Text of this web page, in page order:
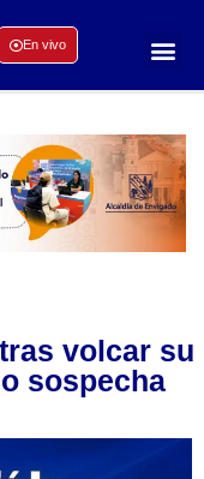
En vivo
volcar su
sospecha